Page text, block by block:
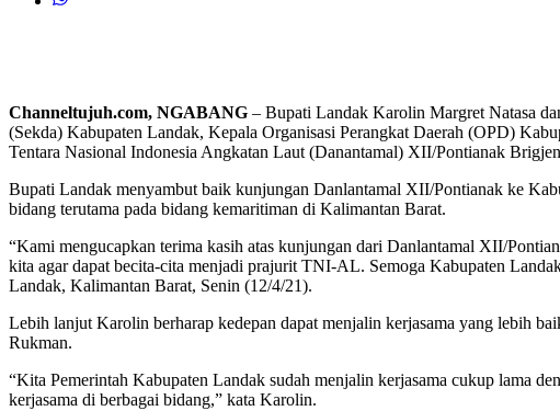
Channeltujuh.com, NGABANG – Bupati Landak Karolin Margret Natasa
(Sekda) Kabupaten Landak, Kepala Organisasi Perangkat Daerah (OPD)
Tentara Nasional Indonesia Angkatan Laut (Danantamal) XII/Pontianak
Bupati Landak menyambut baik kunjungan Danlantamal XII/Pontianak ke
bidang terutama pada bidang kemaritiman di Kalimantan Barat.
“Kami mengucapkan terima kasih atas kunjungan dari Danlantamal XII/
kita agar dapat becita-cita menjadi prajurit TNI-AL. Semoga Kabupaten
Landak, Kalimantan Barat, Senin (12/4/21).
Lebih lanjut Karolin berharap kedepan dapat menjalin kerjasama yang lebih
Rukman.
“Kita Pemerintah Kabupaten Landak sudah menjalin kerjasama cukup lama
kerjasama di berbagai bidang,” kata Karolin.